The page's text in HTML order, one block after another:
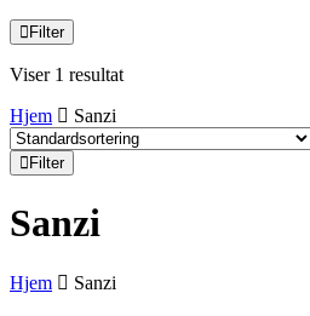
Filter
Viser 1 resultat
Hjem
Sanzi
Filter
Sanzi
Hjem Sanzi